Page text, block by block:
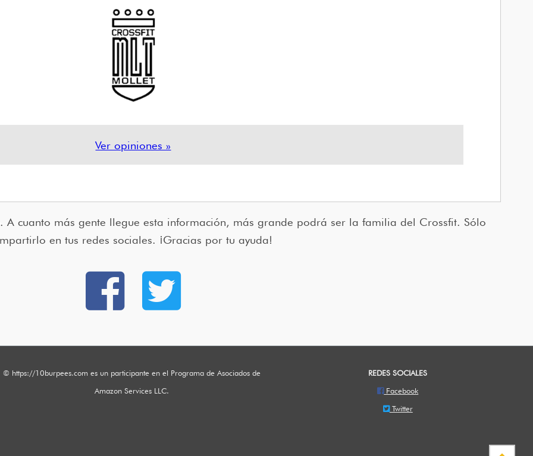
Ver opiniones »
A cuanto más gente llegue esta información, más grande podrá ser la familia del Crossfit. Sólo
en tus redes sociales. ¡Gracias por tu ayuda!
© https://10burpees.com es un participante en el Programa de Asociados de
Amazon Services LLC.
REDES SOCIALES
Facebook
Twitter